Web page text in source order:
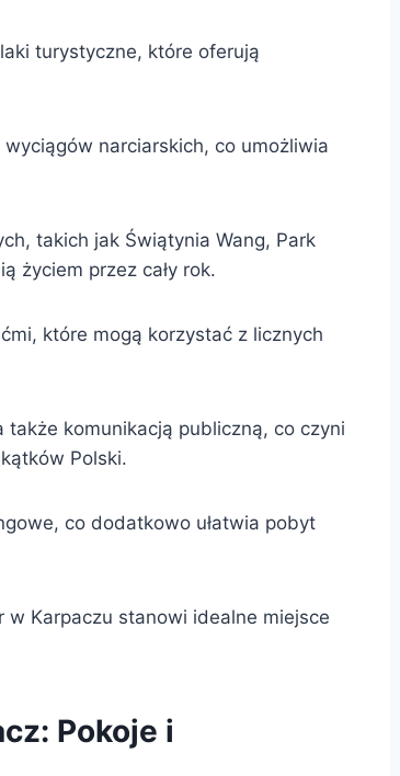
turystyczne, które oferują
narciarskich, co umożliwia
takich jak Świątynia Wang, Park
życiem przez cały rok.
które mogą korzystać z licznych
także komunikacją publiczną, co czyni
Polski.
co dodatkowo ułatwia pobyt
Karpaczu stanowi idealne miejsce
Pokoje i